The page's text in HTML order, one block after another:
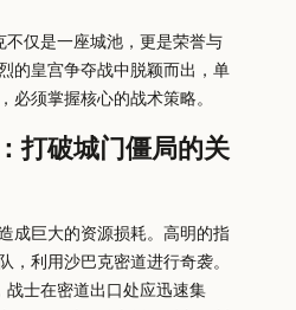
不仅是一座城池，更是荣誉与
的皇宫争夺战中脱颖而出，单
必须掌握核心的战术策略。
打破城门僵局的关
成巨大的资源损耗。高明的指
，利用沙巴克密道进行奇袭。
战士在密道出口处应迅速集